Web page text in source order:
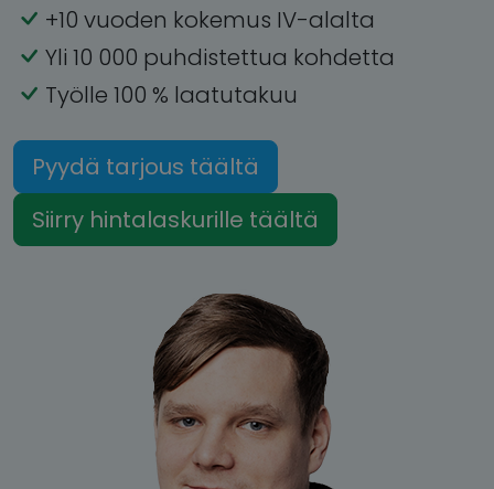
+10 vuoden kokemus IV-alalta
Yli 10 000 puhdistettua kohdetta
Työlle 100 % laatutakuu
Pyydä tarjous täältä
Siirry hintalaskurille täältä